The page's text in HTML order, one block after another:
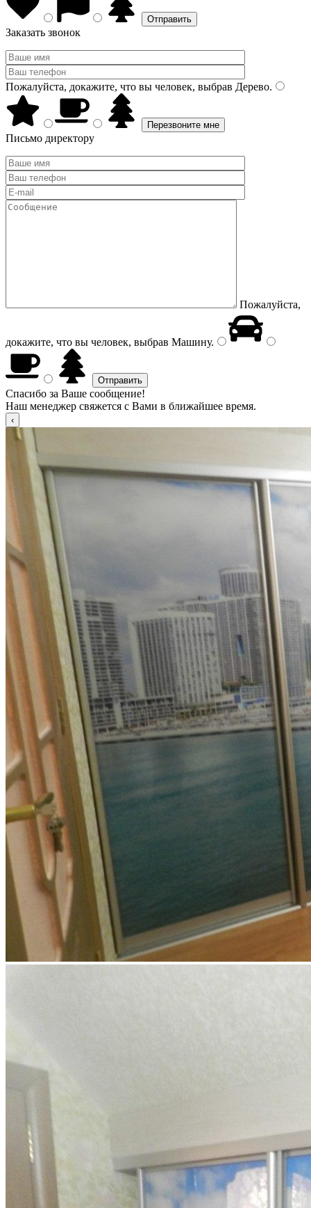
Заказать звонок
Пожалуйста, докажите, что вы человек, выбрав Дерево.
Письмо директору
Пожалуйста,
докажите, что вы человек, выбрав Машину.
Спасибо за Ваше сообщение!
Наш менеджер свяжется с Вами в ближайшее время.